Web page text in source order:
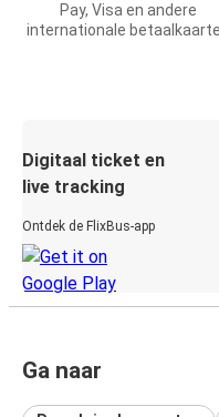
Pay, Visa en andere
internationale
Digitaal ticket en
live tracking
Ontdek de FlixBus-app
Ga naar